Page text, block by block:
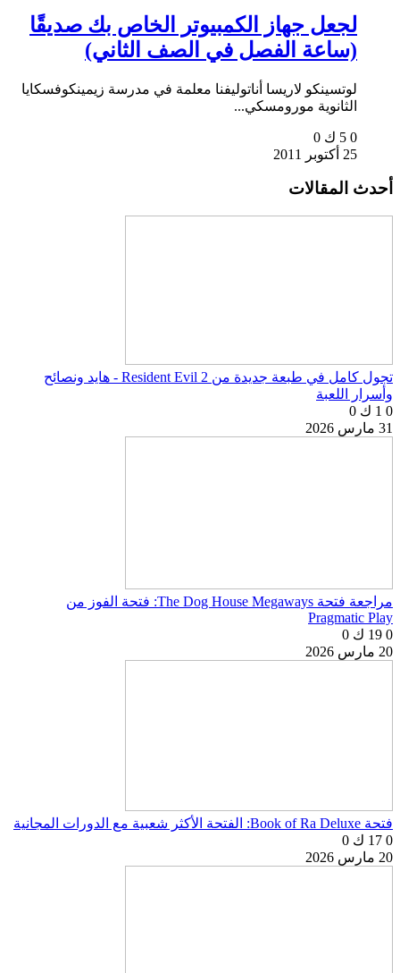
لجعل جهاز الكمبيوتر الخاص بك صديقًا
(ساعة الفصل في الصف الثاني)
لوتسينكو لاريسا أناتوليفنا معلمة في مدرسة زيمينكوفسكايا
الثانوية مورومسكي...
0 5 ك
0
25 أكتوبر 2011
أحدث المقالات
تجول كامل في طبعة جديدة من Resident Evil 2 - هايد ونصائح
وأسرار اللعبة
0 1 ك
0
31 مارس 2026
مراجعة فتحة The Dog House Megaways: فتحة الفوز من
Pragmatic Play
0 19 ك
0
20 مارس 2026
فتحة Book of Ra Deluxe: الفتحة الأكثر شعبية مع الدورات المجانية
0 17 ك
0
20 مارس 2026